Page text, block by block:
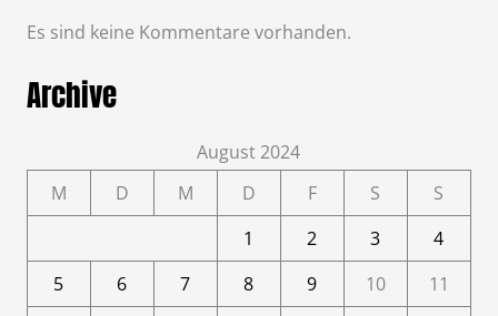
Es sind keine Kommentare vorhanden.
Archive
August 2024
M
D M D F S
S
1
2 3
4
5
6 7 8 9 10
11